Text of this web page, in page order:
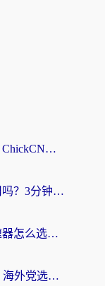
海外党选回国加速器不用愁：ChickCN和洞见哪个好？一篇搞定所有疑问
海外党必看：迅游和老王好用吗？3分钟选对加速国内网络的加速器
海外党必看：类似归雁的加速器怎么选？一篇搞定无缝访问国内资源
斧牛和极速穿梭VPN哪个好？海外党选回国加速器必看的真实对比与避坑指南